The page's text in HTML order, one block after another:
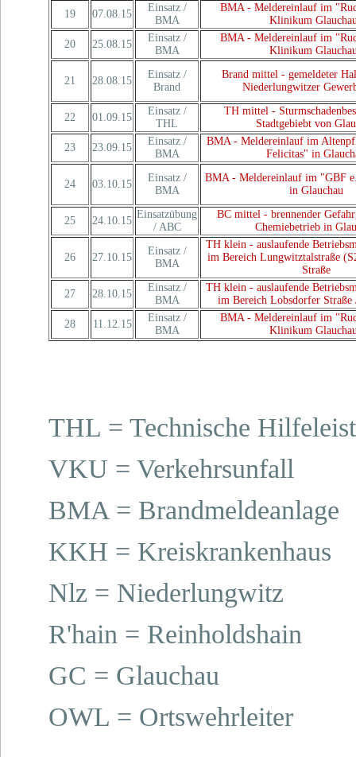
19
07.08.15
Einsatz /
BMA
BMA - Meldereinlauf im
Klinikum
20
25.08.15
Einsatz /
BMA
BMA - Meldereinlauf im
Klinikum
21 28.08.15
Einsatz /
Brand
Brand mittel - gemeldeter
Niederlungwitzer
22 01.09.15
Einsatz /
THL
TH mittel -
Stadtgebiebt von
23
23.09.15
Einsatz /
BMA
BMA - Meldereinlauf im
Felicitas" in
24 03.10.15
Einsatz /
BMA
BMA - Meldereinlauf im "GBF
in Glauchau
25 24.10.15
Einsatzübung
/ ABC
BC mittel - brennender
Chemiebetrieb in
26 27.10.15
Einsatz /
BMA
TH klein - auslaufende
im Bereich Lungwitztalstraße
Straße
27
28.10.15
Einsatz /
BMA
TH klein - auslaufende
im Bereich Lobsdorfer Straße
28
11.12.15
Einsatz /
BMA
BMA - Meldereinlauf im
Klinikum
THL = Technische
VKU = Verkehrsunfall
BMA = Brandmeldeanlage
KKH = Kreiskrankenhaus
Nlz = Niederlungwitz
R'hain = Reinholdshain
GC = Glauchau
OWL = Ortswehrleiter